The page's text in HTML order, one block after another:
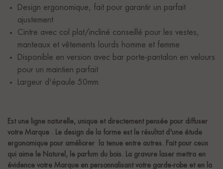
Design ergonomique, fait pour garantir un parfait
ajustement
Cintre avec col plat/incliné conseillé pour les vestes,
manteaux et vêtements lourds homme et femme
Disponible en version avec bar porte-pantalon en velours
pour un maintien parfait
Largeur d'épaule 50mm
Est une ligne naturelle, unique et directement pensée pour diffuser
votre Marque . Le design de la forme est le résultat d'une étude
ergonomique pour améliorer la tenue entre autres. Fait pour ceux
qui aime le Naturel, le parfum du bois. La gravure laser mettra en
évidence votre Marque en personnalisant votre garde-robe et en la